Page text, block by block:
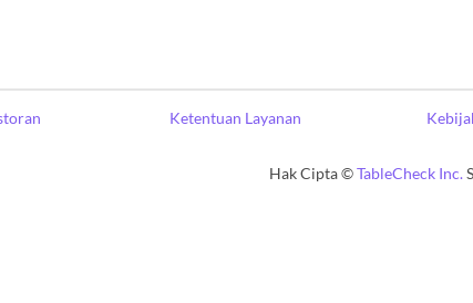
Ketentuan Layanan
Hak Cipta ©TableCheck Inc.